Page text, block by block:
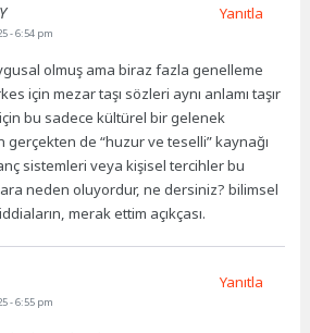
- 6:54 pm
olmuş ama biraz fazla genelleme
için mezar taşı sözleri aynı anlamı taşır
bu sadece kültürel bir gelenek
de “huzur ve teselli” kaynağı
sistemleri veya kişisel tercihler bu
neden oluyordur, ne dersiniz? bilimsel
merak ettim açıkçası.
Yanıtla
- 6:55 pm
Yanıtla